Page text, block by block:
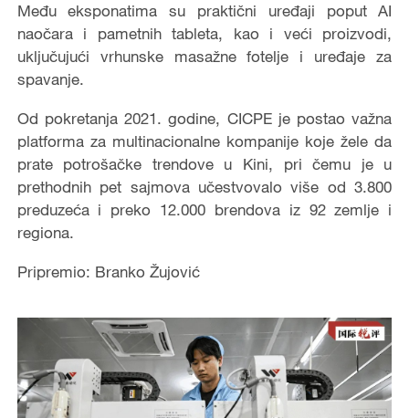
Među eksponatima su praktični uređaji poput AI
naočara i pametnih tableta, kao i veći proizvodi,
uključujući vrhunske masažne fotelje i uređaje za
spavanje.
Od pokretanja 2021. godine, CICPE je postao važna
platforma za multinacionalne kompanije koje žele da
prate potrošačke trendove u Kini, pri čemu je u
prethodnih pet sajmova učestvovalo više od 3.800
preduzeća i preko 12.000 brendova iz 92 zemlje i
regiona.
Pripremio: Branko Žujović